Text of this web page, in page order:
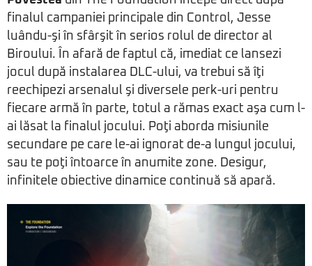
finalul campaniei principale din Control, Jesse
luându-şi în sfârşit în serios rolul de director al
Biroului. În afară de faptul că, imediat ce lansezi
jocul după instalarea DLC-ului, va trebui să îţi
reechipezi arsenalul şi diversele perk-uri pentru
fiecare armă în parte, totul a rămas exact aşa cum l-
ai lăsat la finalul jocului. Poţi aborda misiunile
secundare pe care le-ai ignorat de-a lungul jocului,
sau te poţi întoarce în anumite zone. Desigur,
infinitele obiective dinamice continuă să apară.